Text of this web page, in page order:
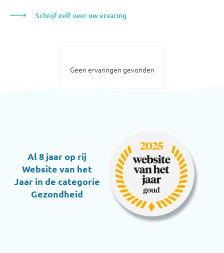
Schrijf zelf over uw ervaring
Geen ervaringen gevonden
Al 8 jaar op rij
Website van het
Jaar in de categorie
Gezondheid